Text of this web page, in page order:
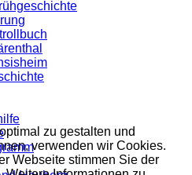
zu gestalten und
verwenden wir Cookies.
Webseite stimmen Sie der